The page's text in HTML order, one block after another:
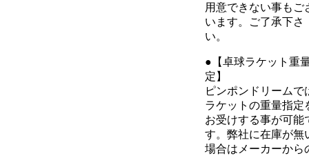
用意できない事もご
います。ご了承下さ
い。
●【卓球ラケット重
定】
ピンポンドリームで
ラケットの重量指定
お受けする事が可能
す。弊社に在庫が無
場合はメーカーから